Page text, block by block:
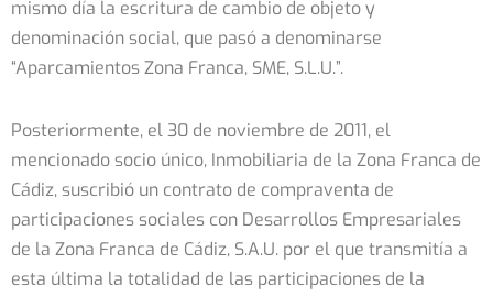
mismo día la escritura de cambio de objeto y
denominación social, que pasó a denominarse
“Aparcamientos Zona Franca, SME, S.L.U.”.
Posteriormente, el 30 de noviembre de 2011, el
mencionado socio único, Inmobiliaria de la Zona Franca de
Cádiz, suscribió un contrato de compraventa de
participaciones sociales con Desarrollos Empresariales
de la Zona Franca de Cádiz, S.A.U. por el que transmitía a
esta última la totalidad de las participaciones de la